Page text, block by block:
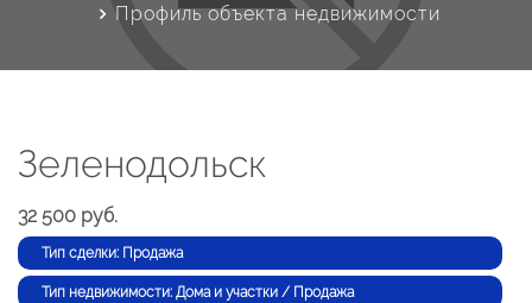
Профиль объекта недвижимости
Зеленодольск
32 500 руб.
Тип сделки: Продажа
Тип недвижимости: Дома и участки / Продажа